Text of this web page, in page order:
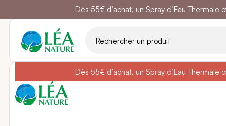
Belle
Dès 55€ d’achat, un Spray d’Eau
Aller
contenu
Belle
Dès 55€ d’achat, un Spray d’Eau